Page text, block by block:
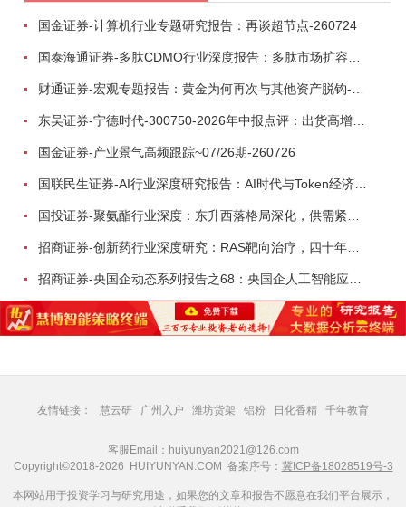
国金证券-计算机行业专题研究报告：再谈超节点-260724
东吴证券-宁德时代-300750-2026年中报点评：出货高增业绩稳健，回购彰显龙头信心-260726
国金证券-产业景气高频跟踪~07/26期-260726
国联民生证券-AI行业深度研究报告：AI时代与Token经济，从技术符号到数字石油-260801
招商证券-创新药行业深度研究：RAS靶向治疗，四十年不可成药的终结，与终结之后的治疗格局演化-260805
友情链接： 慧云研 广州入户 潍坊货架 铝粉 日化香精 千年教育
客服Email：huiyunyan2021@126.com
Copyright©2018-2026 HUIYUNYAN.COM 备案序号： 冀ICP备18028519号-3
本网站用于投资学习与研究用途，如果您的文章和报告不愿意在我们平台展示，